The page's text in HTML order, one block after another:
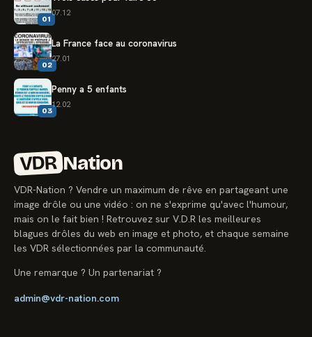
01
07.12
02
La France face au coronavirus
27.01
03
Penny a 5 enfants
12.02
VDR Nation
VDR-Nation ? Vendre un maximum de rêve en partageant une
image drôle ou une vidéo : on ne s'exprime qu'avec l'humour,
mais on le fait bien ! Retrouvez sur V.D.R les meilleures
blagues drôles du web en image et photo, et chaque semaine
les VDR sélectionnées par la communauté.
Une remarque ? Un partenariat ?
admin@vdr-nation.com